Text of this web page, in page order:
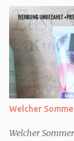
Welcher
Welcher